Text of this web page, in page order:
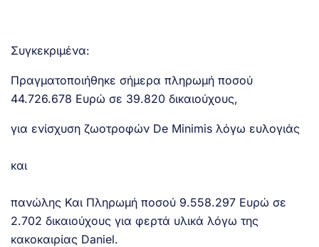
Συγκεκριμένα:
Πραγματοποιήθηκε σήμερα πληρωμή ποσού
44.726.678 Ευρώ σε 39.820 δικαιούχους,
για ενίσχυση ζωοτροφών De Minimis λόγω ευλογιάς
και
πανώλης Και Πληρωμή ποσού 9.558.297 Ευρώ σε
2.702 δικαιούχους για φερτά υλικά λόγω της
κακοκαιρίας Daniel.